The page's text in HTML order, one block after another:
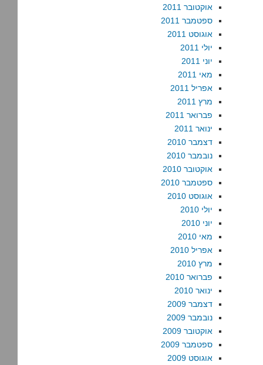
אוקטובר 2011
ספטמבר 2011
אוגוסט 2011
יולי 2011
יוני 2011
מאי 2011
אפריל 2011
מרץ 2011
פברואר 2011
ינואר 2011
דצמבר 2010
נובמבר 2010
אוקטובר 2010
ספטמבר 2010
אוגוסט 2010
יולי 2010
יוני 2010
מאי 2010
אפריל 2010
מרץ 2010
פברואר 2010
ינואר 2010
דצמבר 2009
נובמבר 2009
אוקטובר 2009
ספטמבר 2009
אוגוסט 2009